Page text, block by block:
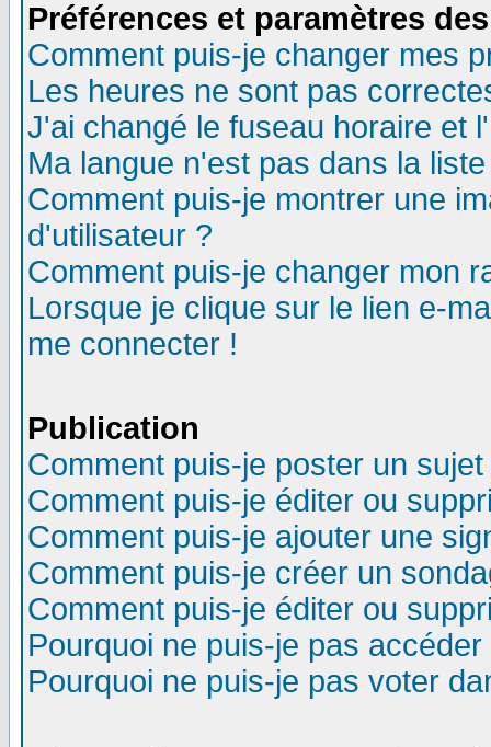
Préférences et paramètres
Comment puis-je changer mes
Les heures ne sont pas
J'ai changé le fuseau horaire et
Ma langue n'est pas dans la
Comment puis-je montrer une
d'utilisateur ?
Comment puis-je changer mon
Lorsque je clique sur le lien e-
me connecter !
Publication
Comment puis-je poster un
Comment puis-je éditer ou
Comment puis-je ajouter une
Comment puis-je créer un
Comment puis-je éditer ou
Pourquoi ne puis-je pas
Pourquoi ne puis-je pas voter